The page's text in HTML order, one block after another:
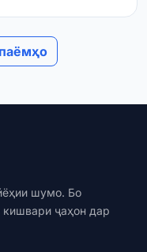
шумо. Бо
ҷаҳон дар